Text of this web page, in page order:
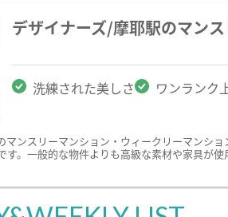
デザイナーズ/摩耶駅のマン
洗練された美しさ ワンランク
マンスリーマンション・ウィークリーマンシ
す。一般的な物件よりも高級な素材や家具が